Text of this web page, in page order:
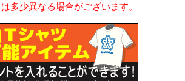
多少異なる場合がございます。